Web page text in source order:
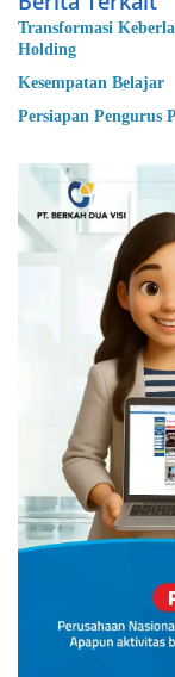
Transformasi
Holding
Kesempatan Belajar
Persiapan Pengurus